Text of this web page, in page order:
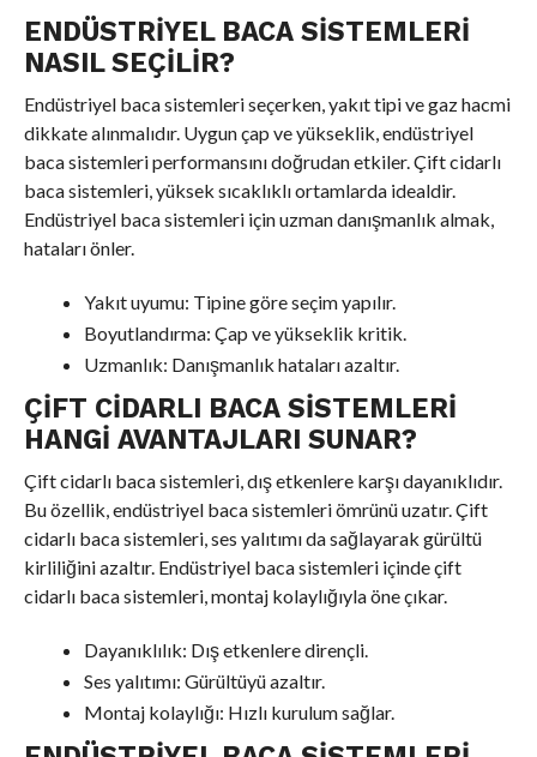
ENDÜSTRIYEL BACA SISTEMLERI
NASIL SEÇILIR?
Endüstriyel baca sistemleri seçerken, yakıt tipi ve gaz hacmi
dikkate alınmalıdır. Uygun çap ve yükseklik, endüstriyel
baca sistemleri performansını doğrudan etkiler. Çift cidarlı
baca sistemleri, yüksek sıcaklıklı ortamlarda idealdir.
Endüstriyel baca sistemleri için uzman danışmanlık almak,
hataları önler.
Yakıt uyumu: Tipine göre seçim yapılır.
Boyutlandırma: Çap ve yükseklik kritik.
Uzmanlık: Danışmanlık hataları azaltır.
ÇIFT CIDARLI BACA SISTEMLERI
HANGI AVANTAJLARI SUNAR?
Çift cidarlı baca sistemleri, dış etkenlere karşı dayanıklıdır.
Bu özellik, endüstriyel baca sistemleri ömrünü uzatır. Çift
cidarlı baca sistemleri, ses yalıtımı da sağlayarak gürültü
kirliliğini azaltır. Endüstriyel baca sistemleri içinde çift
cidarlı baca sistemleri, montaj kolaylığıyla öne çıkar.
Dayanıklılık: Dış etkenlere dirençli.
Ses yalıtımı: Gürültüyü azaltır.
Montaj kolaylığı: Hızlı kurulum sağlar.